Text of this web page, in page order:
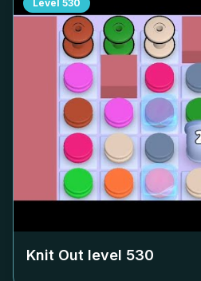
Level 530
Knit Out level 530